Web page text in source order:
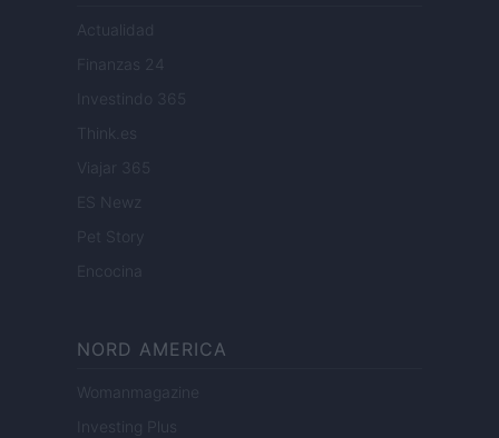
Actualidad
Finanzas 24
Investindo 365
Think.es
Viajar 365
ES Newz
Pet Story
Encocina
NORD AMERICA
Womanmagazine
Investing Plus